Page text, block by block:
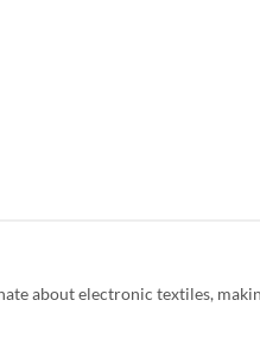
about electronic textiles,